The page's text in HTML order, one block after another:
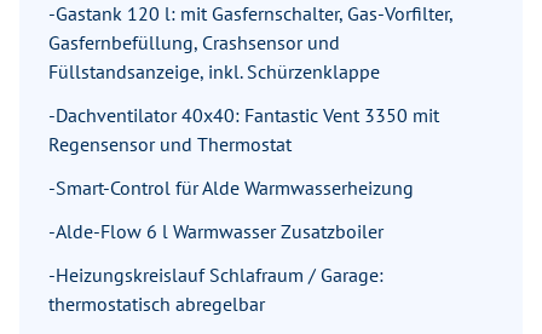
-Gastank 120 l: mit Gasfernschalter, Gas-Vorfilter,
Gasfernbefüllung, Crashsensor und
Füllstandsanzeige, inkl. Schürzenklappe
-Dachventilator 40x40: Fantastic Vent 3350 mit
Regensensor und Thermostat
-Smart-Control für Alde Warmwasserheizung
-Alde-Flow 6 l Warmwasser Zusatzboiler
-Heizungskreislauf Schlafraum / Garage:
thermostatisch abregelbar